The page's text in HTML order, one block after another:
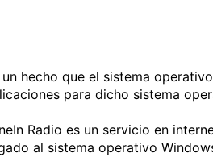
un hecho que el sistema
para dicho sistema
Radio es un servicio en
al sistema operativo